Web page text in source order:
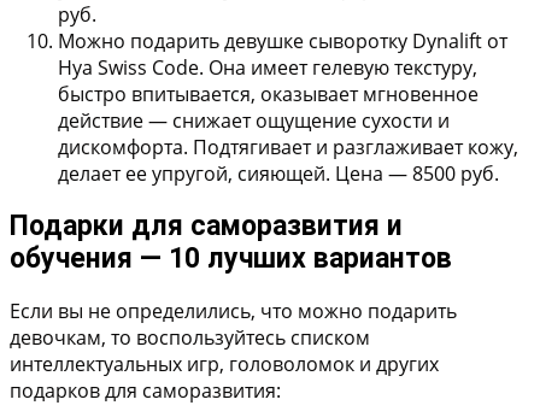
руб.
Можно подарить девушке сыворотку Dynalift от
Hya Swiss Code. Она имеет гелевую текстуру,
быстро впитывается, оказывает мгновенное
действие — снижает ощущение сухости и
дискомфорта. Подтягивает и разглаживает кожу,
делает ее упругой, сияющей. Цена — 8500 руб.
Подарки для саморазвития и
обучения — 10 лучших вариантов
Если вы не определились, что можно подарить
девочкам, то воспользуйтесь списком
интеллектуальных игр, головоломок и других
подарков для саморазвития: